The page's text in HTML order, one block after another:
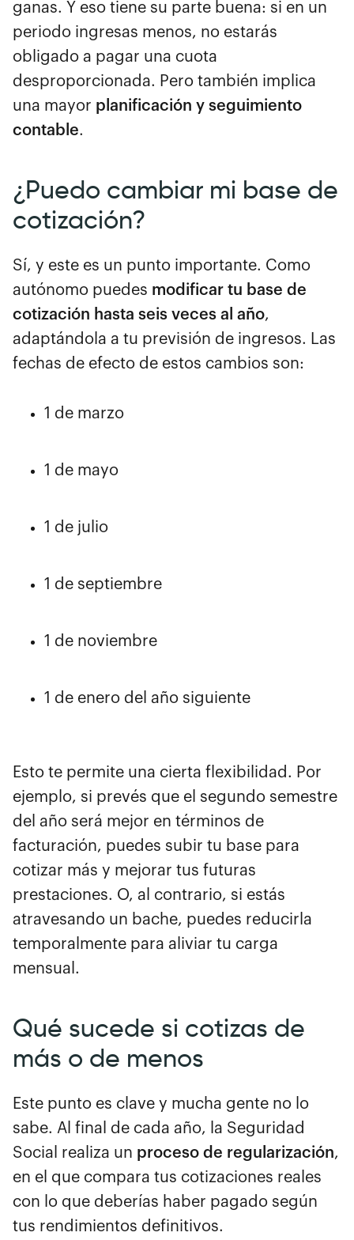
ganas. Y eso tiene su parte buena: si en un
periodo ingresas menos, no estarás
obligado a pagar una cuota
desproporcionada. Pero también implica
una mayor planificación y seguimiento
contable.
¿Puedo cambiar mi base de
cotización?
Sí, y este es un punto importante. Como
autónomo puedes modificar tu base de
cotización hasta seis veces al año,
adaptándola a tu previsión de ingresos. Las
fechas de efecto de estos cambios son:
1 de marzo
1 de mayo
1 de julio
1 de septiembre
1 de noviembre
1 de enero del año siguiente
Esto te permite una cierta flexibilidad. Por
ejemplo, si prevés que el segundo semestre
del año será mejor en términos de
facturación, puedes subir tu base para
cotizar más y mejorar tus futuras
prestaciones. O, al contrario, si estás
atravesando un bache, puedes reducirla
temporalmente para aliviar tu carga
mensual.
Qué sucede si cotizas de
más o de menos
Este punto es clave y mucha gente no lo
sabe. Al final de cada año, la Seguridad
Social realiza un proceso de regularización,
en el que compara tus cotizaciones reales
con lo que deberías haber pagado según
tus rendimientos definitivos.